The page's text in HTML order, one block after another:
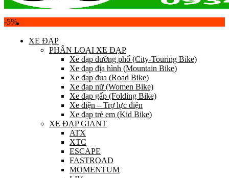
XE ĐẠP
PHÂN LOẠI XE ĐẠP
Xe đạp đường phố (City-Touring Bike)
Xe đạp địa hình (Mountain Bike)
Xe đạp đua (Road Bike)
Xe đạp nữ (Women Bike)
Xe đạp gấp (Folding Bike)
Xe điện – Trợ lực điện
Xe đạp trẻ em (Kid Bike)
XE ĐẠP GIANT
ATX
XTC
ESCAPE
FASTROAD
MOMENTUM
-5%